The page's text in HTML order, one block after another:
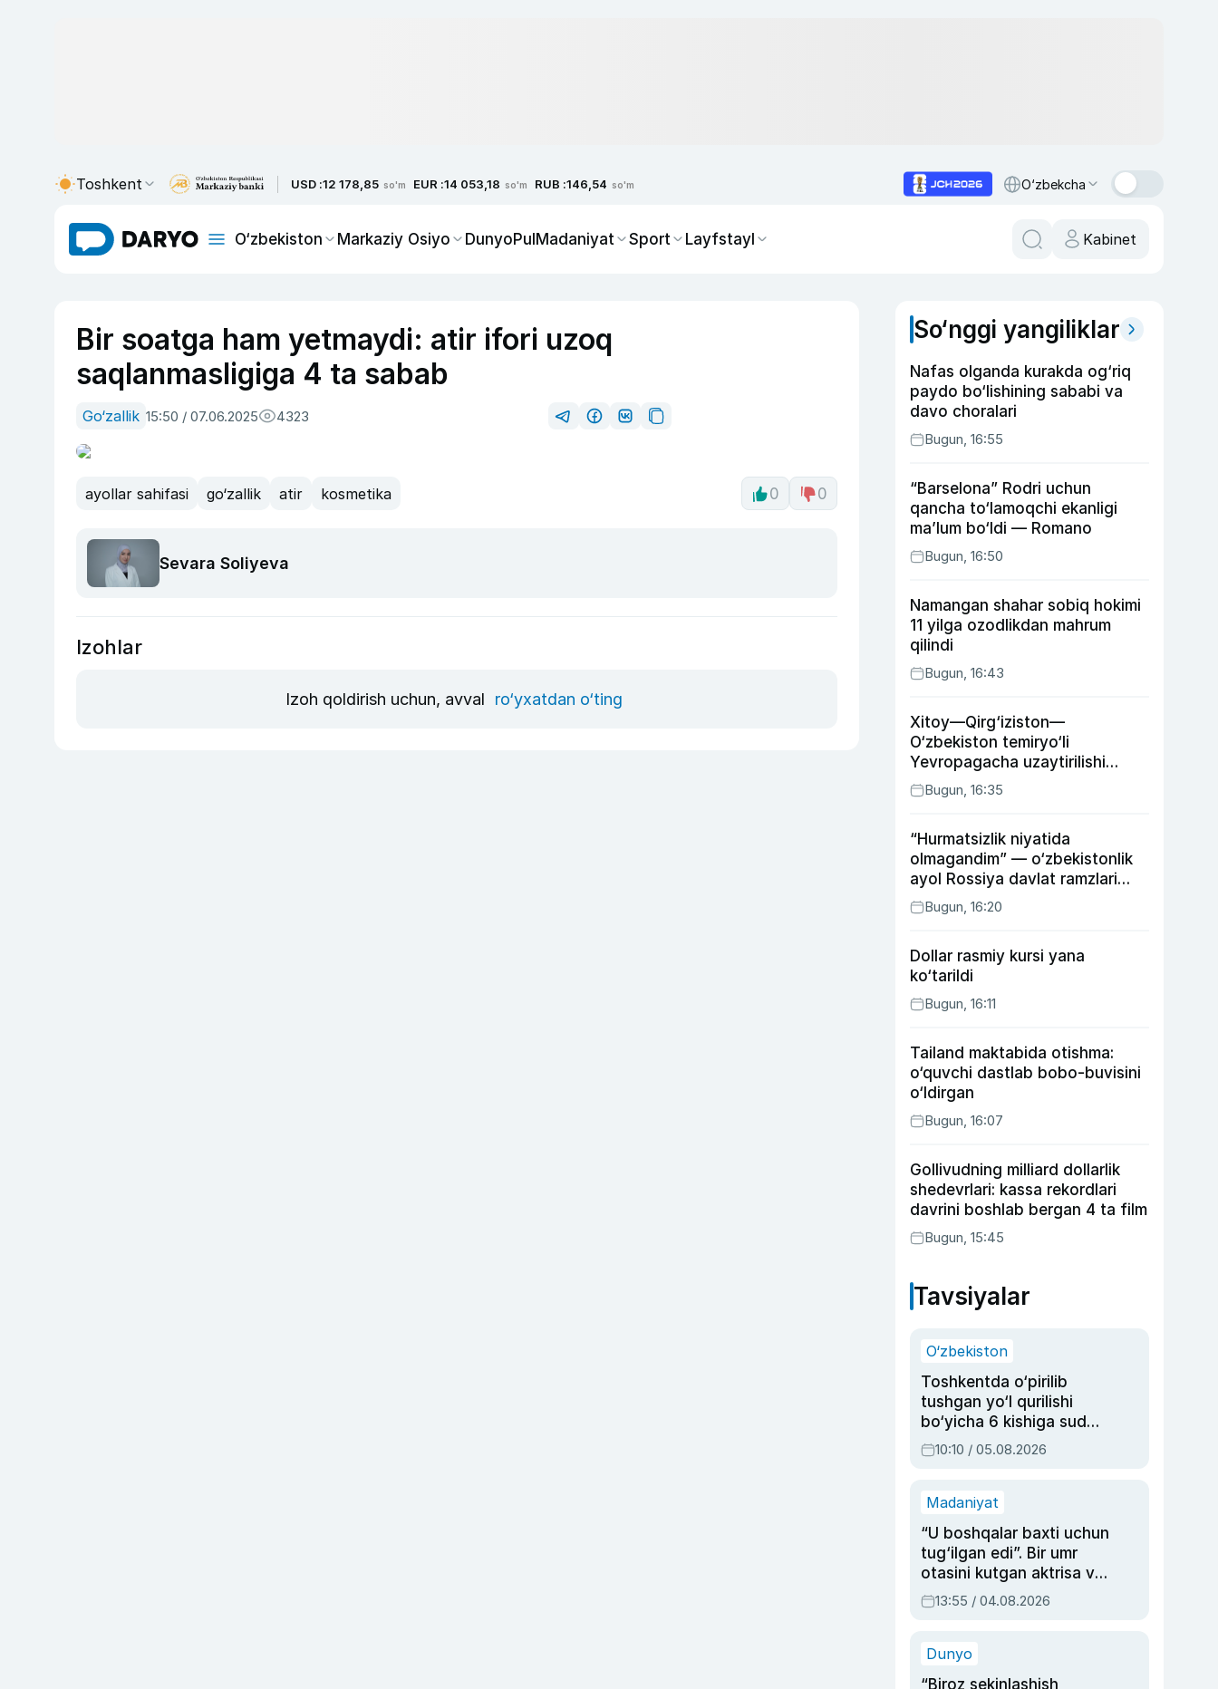
Toshkent USD :12 178,85 so'm EUR :14 053,18 so'm RUB :146,54 so'm O‘zbekcha
O‘zbekiston Markaziy Osiyo DunyoPulMadaniyat Sport Layfstayl Kabinet
Bir soatga ham yetmaydi: atir ifori uzoq
saqlanmasligiga 4 ta sabab
Go‘zallik 15:50 / 07.06.2025 4323
ayollar sahifasi go‘zallik atir kosmetika 0 0
Sevara Soliyeva
Izohlar
Izoh qoldirish uchun, avval ro‘yxatdan o‘ting
So‘nggi yangiliklar
Nafas olganda kurakda og‘riq
paydo bo‘lishining sababi va
davo choralari
Bugun, 16:55
“Barselona” Rodri uchun
qancha to‘lamoqchi ekanligi
ma’lum bo‘ldi — Romano
Bugun, 16:50
Namangan shahar sobiq hokimi
11 yilga ozodlikdan mahrum
qilindi
Bugun, 16:43
Xitoy—Qirg‘iziston—
O‘zbekiston temiryo‘li
Yevropagacha uzaytirilishi
mumkin
Bugun, 16:35
“Hurmatsizlik niyatida
olmagandim” — o‘zbekistonlik
ayol Rossiya davlat ramzlari
tushirilgan poyandoz haqida
Bugun, 16:20
Dollar rasmiy kursi yana
ko‘tarildi
Bugun, 16:11
Tailand maktabida otishma:
o‘quvchi dastlab bobo-buvisini
o‘ldirgan
Bugun, 16:07
Gollivudning milliard dollarlik
shedevrlari: kassa rekordlari
davrini boshlab bergan 4 ta film
Bugun, 15:45
Tavsiyalar
O‘zbekiston
Toshkentda o‘pirilib
tushgan yo‘l qurilishi
bo‘yicha 6 kishiga sud
hukmi o‘qildi
10:10 / 05.08.2026
Madaniyat
“U boshqalar baxti uchun
tug‘ilgan edi”. Bir umr
otasini kutgan aktrisa va
dublyaj ustasi Rimma
Ahmedovaning
13:55 / 04.08.2026
Dunyo
“Biroz sekinlashish